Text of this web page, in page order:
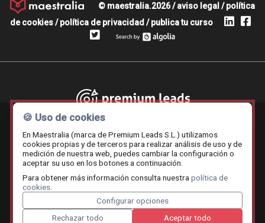
© maestralia.2026 /aviso legal /política
de cookies/política de privacidad /publica tu curso
Premium leads
Contratar.online Beemy.es
🍪 Uso de cookies
En Maestralia (marca de Premium Leads S.L.) utilizamos
cookies propias y de terceros para realizar análisis de uso y de
medición de nuestra web, puedes cambiar la configuración o
aceptar su uso en los botones a continuación.
Para obtener más información consulta nuestrapolítica de
cookies
Configurar opciones
Rechazar todo
Aceptar todo